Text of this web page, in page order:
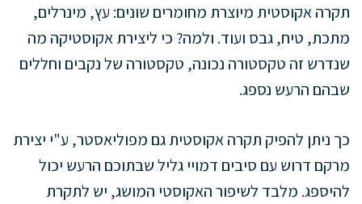
תקרה אקוסטית מיוצרת מחומרים שונים: עץ, מינרלים,
מתכת, טיח, גבס ועוד. ולמה? כי ליצירת אקוסטיקה מה
שנדרש זה טקסטורה נכונה, טקסטורה של נקבים וחללים
שבהם הרעש נספג.
כך ניתן להפיק תקרה אקוסטית גם מפוליאסטר, ע"י יצירת
מרקם דרוש עם סיבים דמויי גליל שבתוכם הרעש יכול
להיספג. מלבד לשיפור האקוסטי המושג, יש לתקרת